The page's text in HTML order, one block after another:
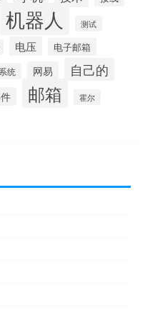
机器人 测试
电压 电子邮箱
系统 网易 自己的
邮箱 霍尔